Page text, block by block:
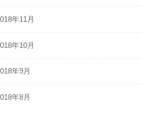
年11月
年10月
年9月
年8月